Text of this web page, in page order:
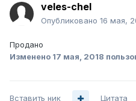
veles-chel
Опубликовано 16 мая,
Продано
Изменено 17 мая, 2018
Вставить ник Цитата